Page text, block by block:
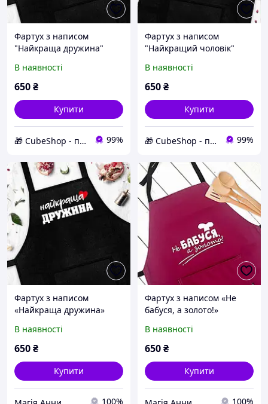
Фартух з написом
"Найкраща дружина"
В наявності
650₴
Купити
🎁 CubeShop - подарунки та подарункова упаковка 99%
Фартух з написом
"Найкращий чоловік"
В наявності
650₴
Купити
🎁 CubeShop - подарунки та подарункова упаковка 99%
Фартух з написом
«Найкраща дружина»
В наявності
650₴
Купити
100%
Фартух з написом «Не
бабуся, а золото!»
В наявності
650₴
Купити
100%